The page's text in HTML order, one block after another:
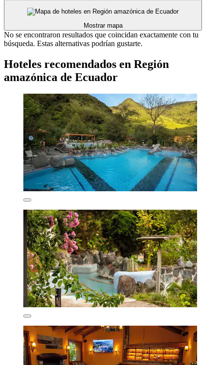
Mostrar mapa
No se encontraron resultados que coincidan exactamente con tu
búsqueda. Estas alternativas podrían gustarte.
Hoteles recomendados en Región
amazónica de Ecuador